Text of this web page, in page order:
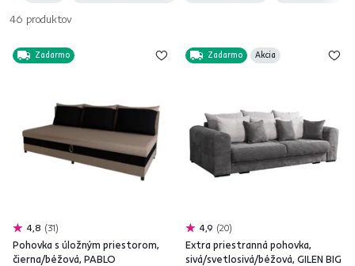
46 produktov
Zadarmo
4,8 31
Pohovka s úložným priestorom,
čierna/béžová, PABLO
Zadarmo Akcia
4,9 20
Extra priestranná pohovka,
sivá/svetlosivá/béžová, GILEN BIG